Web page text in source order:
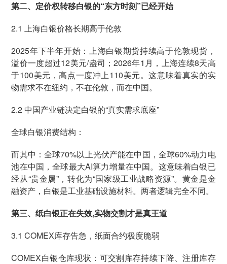
第二、定价权转移白银的“东方时刻”已经开始
2.1 上海白银价格长期高于伦敦
2025年下半年开始：上海白银期货持续高于伦敦现货，
溢价一度超过12美元/盎司；2026年1月，上海连续8天高
于100美元，高点一度冲上110美元。这意味着真实的实
物需求不在纽约，不在伦敦，而在中国。
2.2 中国产业链决定白银的“真实需求底座”
全球白银消费结构：
而其中：全球70%以上光伏产能在中国，全球60%动力电
池在中国，全球最大AI算力增量在中国。这意味着白银已
经从“贵金属”，转化为“国家级工业战略资源”。黄金是金
融资产，白银是工业基础设施材料。两者逻辑完全不同。
第三、纸白银正在失效,实物交割才是真王道
3.1 COMEX库存告急，纸面合约极度脆弱
COMEX白银仓库现状：可交割库存持续下降、注册库存